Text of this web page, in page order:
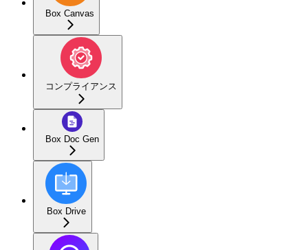
Box Canvas
コンプライアンス
Box Doc Gen
Box Drive